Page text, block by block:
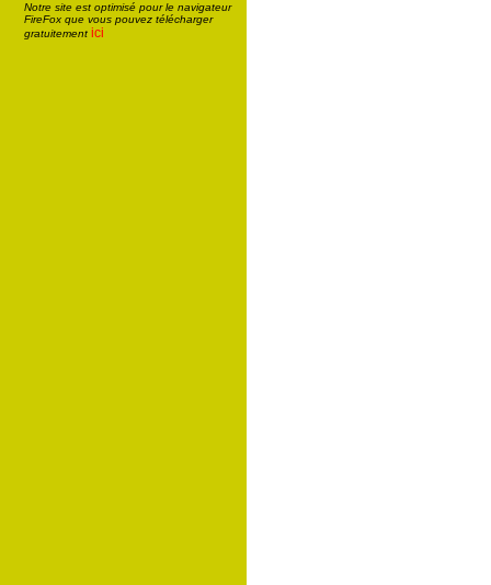
Notre site est optimisé pour le navigateur
FireFox que vous pouvez télécharger
gratuitement ici